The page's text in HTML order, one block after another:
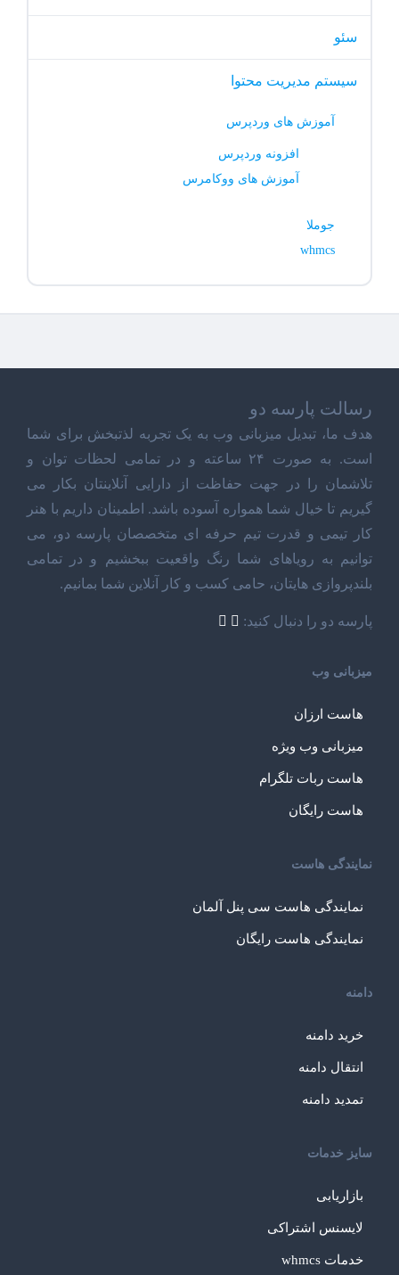
سئو
سیستم مدیریت محتوا
آموزش های وردپرس
افزونه وردپرس
آموزش های ووکامرس
جوملا
whmcs
رسالت پارسه دو
هدف ما، تبدیل میزبانی وب به یک تجربه لذتبخش برای شما
است. به صورت ۲۴ ساعته و در تمامی لحظات توان و
تلاشمان را در جهت حفاظت از دارایی آنلاینتان بکار می
گیریم تا خیال شما همواره آسوده باشد. اطمینان داریم با هنر
کار تیمی و قدرت تیم حرفه ای متخصصان پارسه دو، می
توانیم به رویاهای شما رنگ واقعیت ببخشیم و در تمامی
بلندپروازی هایتان، حامی کسب و کار آنلاین شما بمانیم.
پارسه دو را دنبال کنید:
میزبانی وب
هاست ارزان
میزبانی وب ویژه
هاست ربات تلگرام
هاست رایگان
نمایندگی هاست
نمایندگی هاست سی پنل آلمان
نمایندگی هاست رایگان
دامنه
خرید دامنه
انتقال دامنه
تمدید دامنه
سایز خدمات
بازاریابی
لایسنس اشتراکی
خدمات whmcs